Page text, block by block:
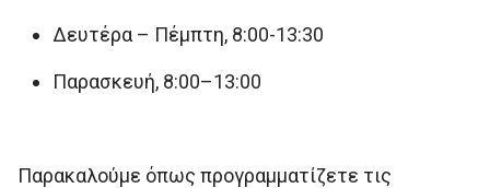
Δευτέρα – Πέμπτη, 8:00-13:30
Παρασκευή, 8:00–13:00
Παρακαλούμε όπως προγραμματίζετε τις